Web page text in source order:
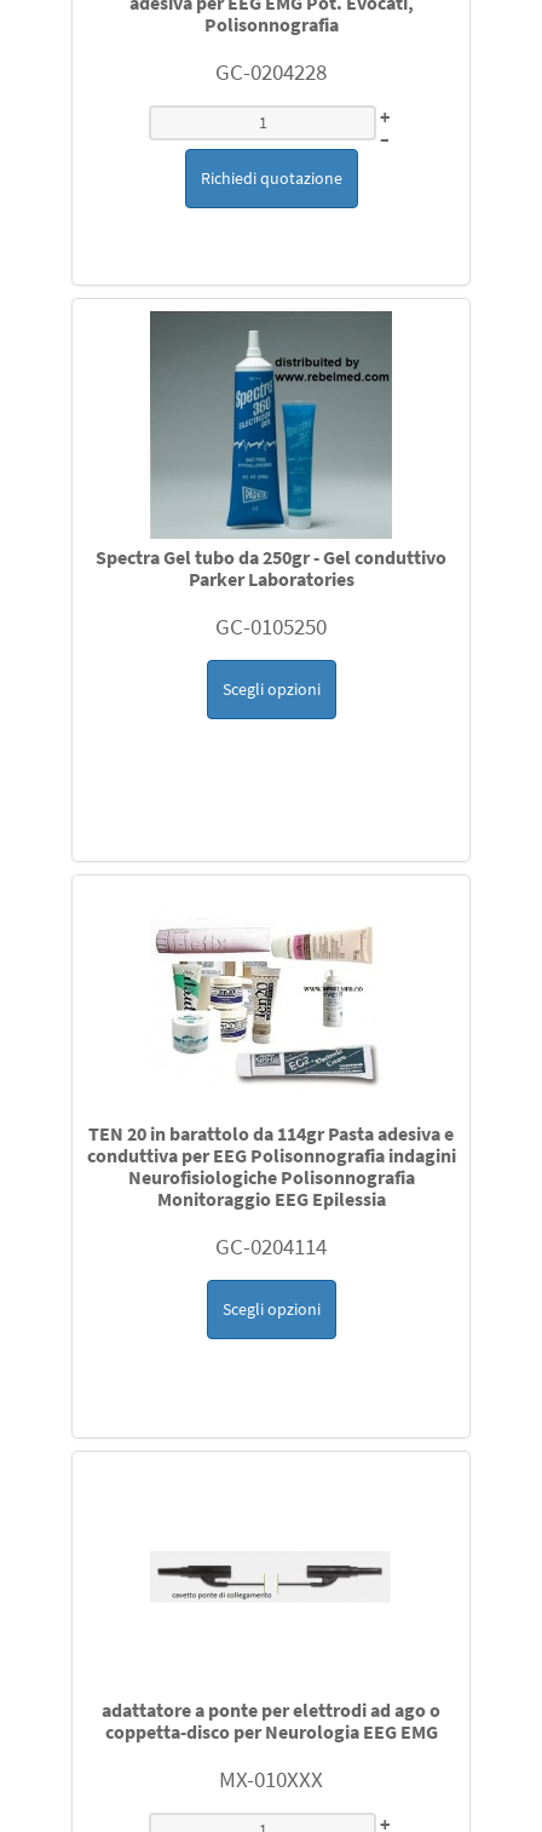
Polisonnografia
GC-0204228
+
–
Richiedi quotazione
Spectra Gel tubo da 250gr - Gel conduttivo
Parker Laboratories
GC-0105250
Scegli opzioni
TEN 20 in barattolo da 114gr Pasta adesiva e
conduttiva per EEG Polisonnografia indagini
Neurofisiologiche Polisonnografia
Monitoraggio EEG Epilessia
GC-0204114
Scegli opzioni
adattatore a ponte per elettrodi ad ago o
coppetta-disco per Neurologia EEG EMG
MX-010XXX
+